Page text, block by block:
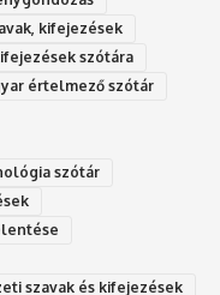
kifejezések
szótára
értelmező szótár
Ps‮gólohciz‬ia s‮átóz‬r
szavak és kifejezések